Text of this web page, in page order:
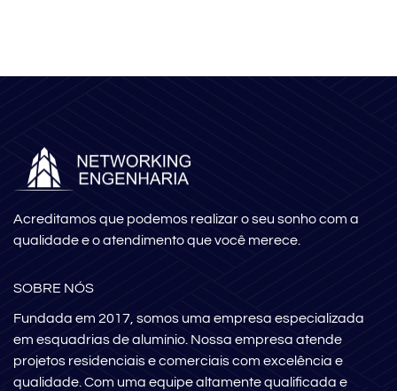
Acreditamos que podemos realizar o seu sonho com a
qualidade e o atendimento que você merece.
SOBRE NÓS
Fundada em 2017, somos uma empresa especializada
em esquadrias de alumínio. Nossa empresa atende
projetos residenciais e comerciais com excelência e
qualidade. Com uma equipe altamente qualificada e